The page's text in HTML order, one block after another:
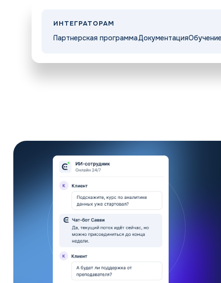
Партнерская программаДокументация
ИНТЕГРАТОРАМ